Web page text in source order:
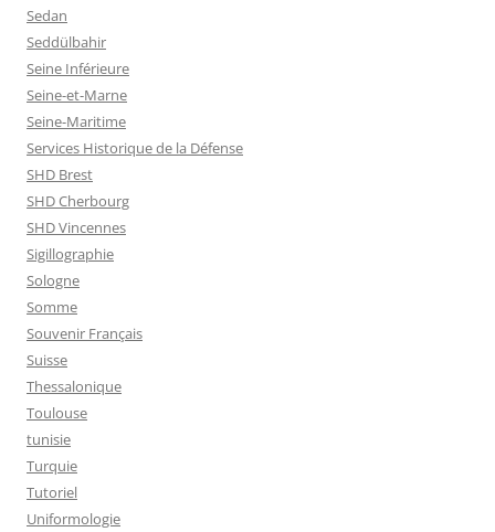
Sedan
Seddülbahir
Seine Inférieure
Seine-et-Marne
Seine-Maritime
Services Historique de la Défense
SHD Brest
SHD Cherbourg
SHD Vincennes
Sigillographie
Sologne
Somme
Souvenir Français
Suisse
Thessalonique
Toulouse
tunisie
Turquie
Tutoriel
Uniformologie